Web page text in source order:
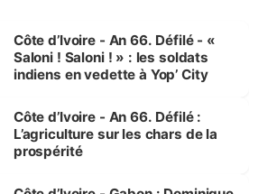
Côte d’Ivoire - An 66. Défilé - «
Saloni ! Saloni ! » : les soldats
indiens en vedette à Yop’ City
Côte d’Ivoire - An 66. Défilé :
L’agriculture sur les chars de la
prospérité